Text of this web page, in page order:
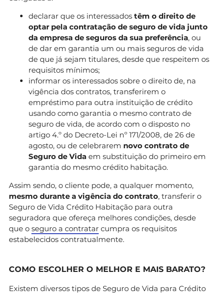
declarar que os interessados têm o direito de
optar pela contratação de seguro de vida junto
da empresa de seguros da sua preferência, ou
de dar em garantia um ou mais seguros de vida
de que já sejam titulares, desde que respeitem os
requisitos mínimos;
informar os interessados sobre o direito de, na
vigência dos contratos, transferirem o
empréstimo para outra instituição de crédito
usando como garantia o mesmo contrato de
seguro de vida, de acordo com o disposto no
artigo 4.º do Decreto-Lei nº 171/2008, de 26 de
agosto, ou de celebrarem novo contrato de
Seguro de Vida em substituição do primeiro em
garantia do mesmo crédito habitação.
Assim sendo, o cliente pode, a qualquer momento,
mesmo durante a vigência do contrato, transferir o
Seguro de Vida Crédito Habitação para outra
seguradora que ofereça melhores condições, desde
que o seguro a contratar cumpra os requisitos
estabelecidos contratualmente.
COMO ESCOLHER O MELHOR E MAIS BARATO?
Existem diversos tipos de Seguro de Vida para Crédito